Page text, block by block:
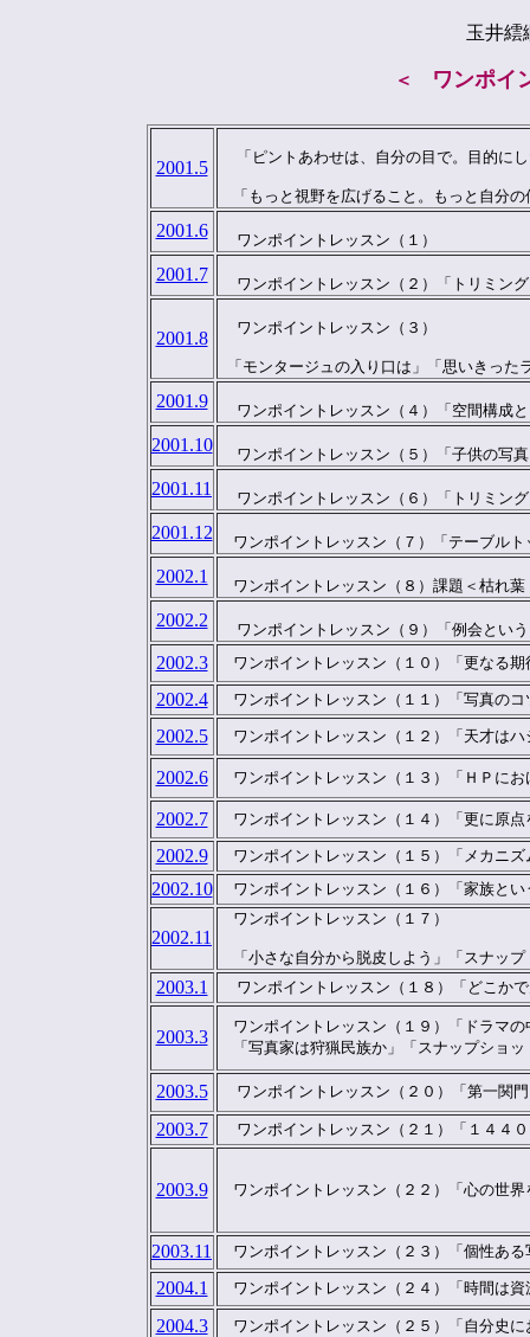
玉井
＜ ワンポイ
2001.5
「ピントあわせは、自分の目で。目的に
「もっと視野を広げること。もっと自分の
2001.6
  ワンポイントレッスン（１）
2001.7
ワンポイントレッスン（２）「トリミン
2001.8
  ワンポイントレッスン（３）
「モンタージュの入り口は」「思いきった
2001.9
ワンポイントレッスン（４）「空間構成
2001.10
ワンポイントレッスン（５）「子供の写
2001.11
ワンポイントレッスン（６）「トリミン
2001.12 ワンポイントレッスン（７）「テーブルト
2002.1 ワンポイントレッスン（８）課題＜枯れ葉
2002.2
ワンポイントレッスン（９）「例会とい
2002.3 ワンポイントレッスン（１０）「更なる期
2002.4 ワンポイントレッスン（１１）「写真のコ
2002.5 ワンポイントレッスン（１２）「天才はハ
2002.6 ワンポイントレッスン（１３）「ＨＰにお
2002.7 ワンポイントレッスン（１４）「更に原点
2002.9 ワンポイントレッスン（１５）「メカニズ
2002.10 ワンポイントレッスン（１６）「家族とい
2002.11
ワンポイントレッスン（１７）
「小さな自分から脱皮しよう」「スナップ
2003.1
ワンポイントレッスン（１８）「どこか
2003.3
ワンポイントレッスン（１９）「ドラマの
「写真家は狩猟民族か」「スナップショッ
2003.5
ワンポイントレッスン（２０）「第一関
2003.7
ワンポイントレッスン（２１）「１４４
2003.9 ワンポイントレッスン（２２）「心の世界
2003.11 ワンポイントレッスン（２３）「個性ある
2004.1 ワンポイントレッスン（２４）「時間は資
2004.3 ワンポイントレッスン（２５）「自分史に